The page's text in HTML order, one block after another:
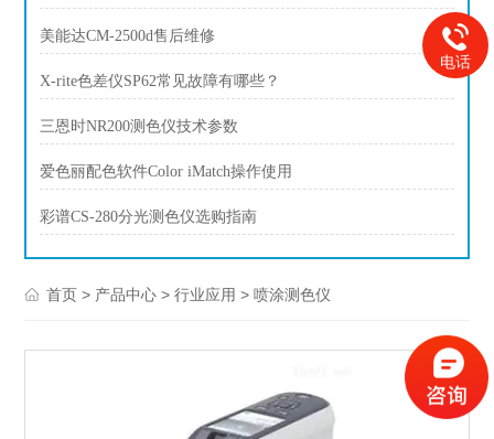
美能达CM-2500d售后维修
X-rite色差仪SP62常见故障有哪些？
三恩时NR200测色仪技术参数
爱色丽配色软件Color iMatch操作使用
彩谱CS-280分光测色仪选购指南
首页 > 产品中心 >行业应用 >喷涂测色仪
电话